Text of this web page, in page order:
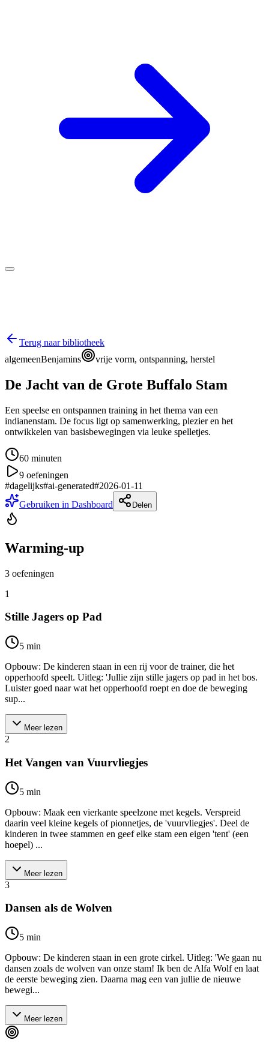
Terug naar bibliotheek
algemeenBenjamins vrije vorm, ontspanning, herstel
De Jacht van de Grote Buffalo Stam
Een speelse en ontspannen training in het thema van een
indianenstam. De focus ligt op samenwerking, plezier en het
ontwikkelen van basisbewegingen via leuke spelletjes.
60 minuten
9 oefeningen
#dagelijks#ai-generated#2026-01-11
Gebruiken in Dashboard
Delen
Warming-up
3 oefeningen
1
Stille Jagers op Pad
5 min
Opbouw: De kinderen staan in een rij voor de trainer, die het
opperhoofd speelt. Uitleg: 'Jullie zijn stille jagers op pad in het bos.
Luister goed naar wat het opperhoofd roept en doe de beweging
sup...
Meer lezen
2
Het Vangen van Vuurvliegjes
5 min
Opbouw: Maak een vierkante speelzone met kegels. Verspreid
daarin veel kleine kegels of pionnetjes, de 'vuurvliegjes'. Deel de
kinderen in twee stammen en geef elke stam een eigen 'tent' (een
hoepel) ...
Meer lezen
3
Dansen als de Wolven
5 min
Opbouw: De kinderen staan in een grote cirkel. Uitleg: 'We gaan nu
dansen zoals de wolven van onze stam! Ik ben de Alfa Wolf en laat
de eerste beweging zien. Daarna mag een van jullie de nieuwe
bewegi...
Meer lezen